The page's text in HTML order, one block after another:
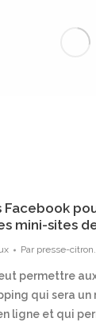
Facebook
mini-sites
Par presse-
permettre
qui sera un
ligne et qui